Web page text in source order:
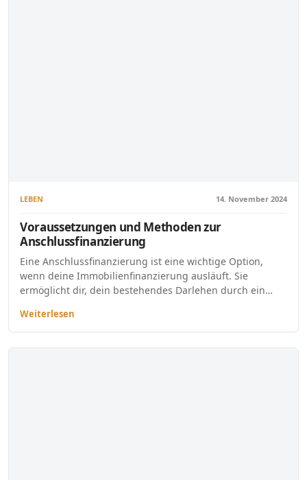
LEBEN 14. November 2024
Voraussetzungen und Methoden zur
Anschlussfinanzierung
Eine Anschlussfinanzierung ist eine wichtige Option,
wenn deine Immobilienfinanzierung ausläuft. Sie
ermöglicht dir, dein bestehendes Darlehen durch ein…
Weiterlesen